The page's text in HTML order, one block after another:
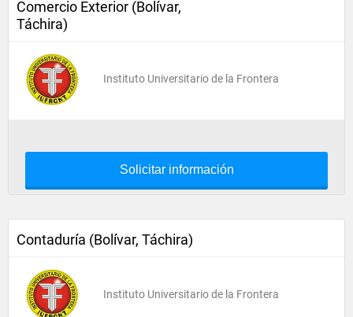
Comercio Exterior (Bolívar,
Táchira)
Instituto Universitario de la Frontera
Solicitar información
Contaduría (Bolívar, Táchira)
Instituto Universitario de la Frontera